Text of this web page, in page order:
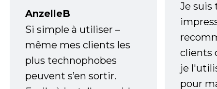
AnzelleB
Si simple à utiliser –
même mes clients les
plus technophobes
peuvent s’en sortir.
Je
clients
je
pour